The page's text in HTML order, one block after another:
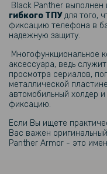
Матовая
Защитная рамка со
для OnePlus 12
Black Panther выполнен
гибкого ТПУдля того,
фиксацию телефона в
надежную защиту.
Многофункциональное
аксессуара, ведь
просмотра сериалов,
металлической
автомобильный холдер
фиксацию.
Если Вы ищете
Вас важен
Panther Armor - это